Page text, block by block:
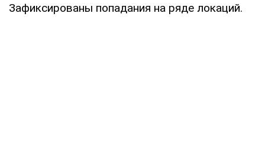
Зафиксированы попадания на ряде локаций.